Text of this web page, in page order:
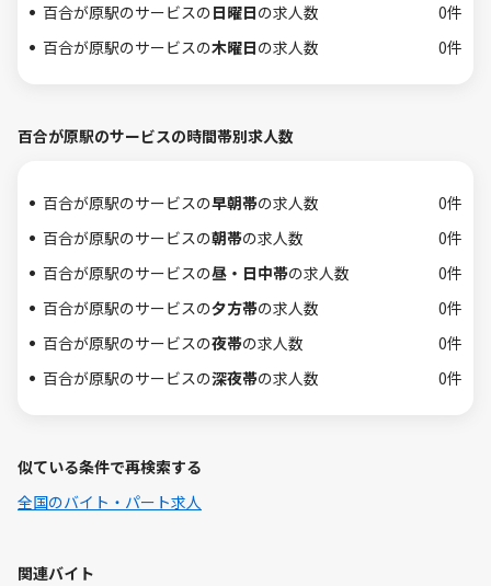
百合が原駅のサービスの日曜日の求人数
0件
百合が原駅のサービスの木曜日の求人数 0件
百合が原駅のサービスの時間帯別求人数
百合が原駅のサービスの早朝帯の求人数
0件
百合が原駅のサービスの朝帯の求人数
0件
百合が原駅のサービスの昼・日中帯の求人数
0件
百合が原駅のサービスの夕方帯の求人数
0件
百合が原駅のサービスの夜帯の求人数
0件
百合が原駅のサービスの深夜帯の求人数 0件
似ている条件で再検索する
全国のバイト・パート求人
関連バイト